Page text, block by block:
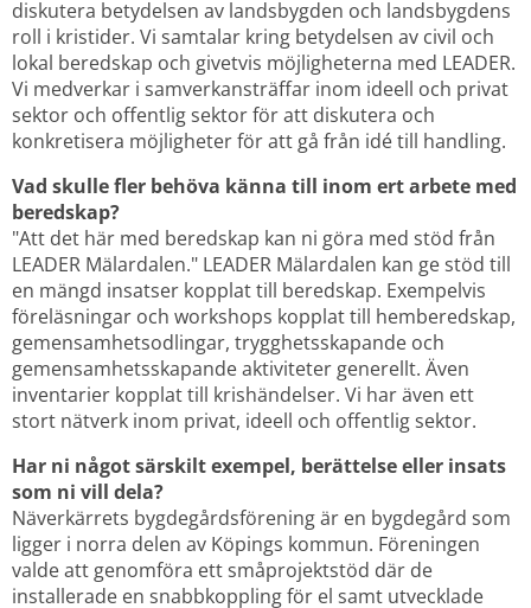
diskutera betydelsen av landsbygden och landsbygdens
roll i kristider. Vi samtalar kring betydelsen av civil och
lokal beredskap och givetvis möjligheterna med LEADER.
Vi medverkar i samverkansträffar inom ideell och privat
sektor och offentlig sektor för att diskutera och
konkretisera möjligheter för att gå från idé till handling.
Vad skulle fler behöva känna till inom ert arbete med
beredskap?
"Att det här med beredskap kan ni göra med stöd från
LEADER Mälardalen." LEADER Mälardalen kan ge stöd till
en mängd insatser kopplat till beredskap. Exempelvis
föreläsningar och workshops kopplat till hemberedskap,
gemensamhetsodlingar, trygghetsskapande och
gemensamhetsskapande aktiviteter generellt. Även
inventarier kopplat till krishändelser. Vi har även ett
stort nätverk inom privat, ideell och offentlig sektor.
Har ni något särskilt exempel, berättelse eller insats
som ni vill dela?
Näverkärrets bygdegårdsförening är en bygdegård som
ligger i norra delen av Köpings kommun. Föreningen
valde att genomföra ett småprojektstöd där de
installerade en snabbkoppling för el samt utvecklade